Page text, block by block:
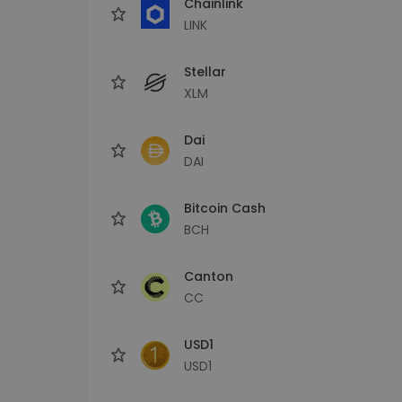
LINK
Stellar
XLM
Dai
DAI
Bitcoin Cash
BCH
Canton
CC
USD1
USD1